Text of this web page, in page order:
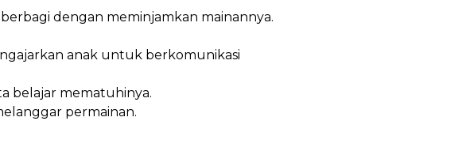
dengan meminjamkan mainannya.
anak untuk berkomunikasi
belajar mematuhinya.
permainan.